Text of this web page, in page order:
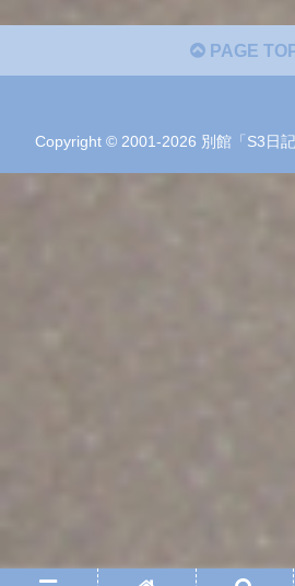
PAGE
Copyright © 2001-2026 別館「S3日